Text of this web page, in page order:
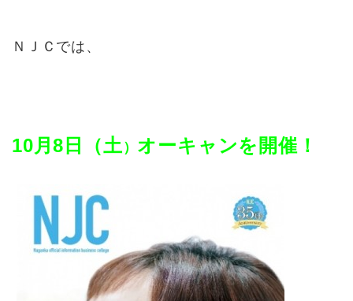
ＮＪＣでは、
10月8 日（土） オーキャンを開催！